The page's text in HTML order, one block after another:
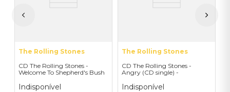
The Rolling Stones
CD The Rolling Stones -
Welcome To Shepherd's Bush
Indisponível
The Rolling Stones
CD The Rolling Stones -
Angry (CD single) -
Indisponível